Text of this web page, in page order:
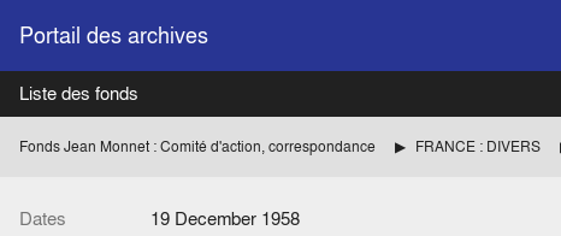
Portail des archives
Liste des fonds
Fonds Jean Monnet : Comité d'action, correspondance FRANCE : DIVERS
Dates
19 December 1958